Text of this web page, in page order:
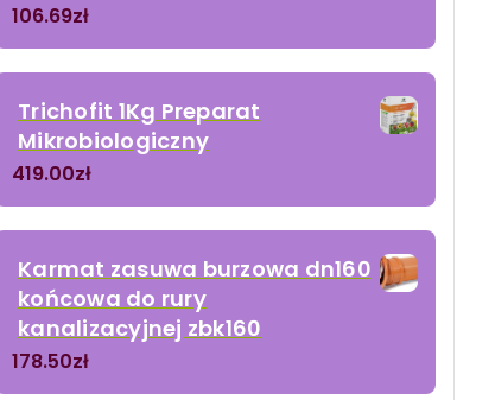
106.69zł
Trichofit 1Kg Preparat
Mikrobiologiczny
419.00zł
Karmat zasuwa burzowa dn160
końcowa do rury
kanalizacyjnej zbk160
178.50zł